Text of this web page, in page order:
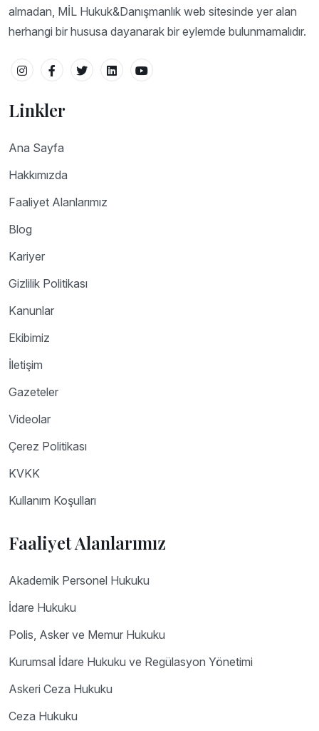
almadan, MİL Hukuk&Danışmanlık web sitesinde yer alan
herhangi bir hususa dayanarak bir eylemde bulunmamalıdır.
Linkler
Ana Sayfa
Hakkımızda
Faaliyet Alanlarımız
Blog
Kariyer
Gizlilik Politikası
Kanunlar
Ekibimiz
İletişim
Gazeteler
Videolar
Çerez Politikası
KVKK
Kullanım Koşulları
Faaliyet Alanlarımız
Akademik Personel Hukuku
İdare Hukuku
Polis, Asker ve Memur Hukuku
Kurumsal İdare Hukuku ve Regülasyon Yönetimi
Askeri Ceza Hukuku
Ceza Hukuku